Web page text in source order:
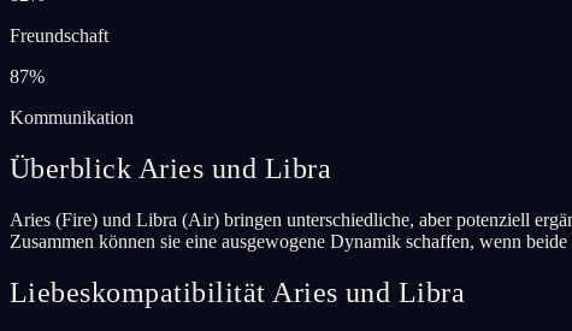
Freundschaft
87%
Kommunikation
Überblick Aries und Libra
Aries (Fire) und Libra (Air) bringen unterschiedliche, aber potenziell
Zusammen können sie eine ausgewogene Dynamik schaffen, wenn
Liebeskompatibilität Aries und Libra